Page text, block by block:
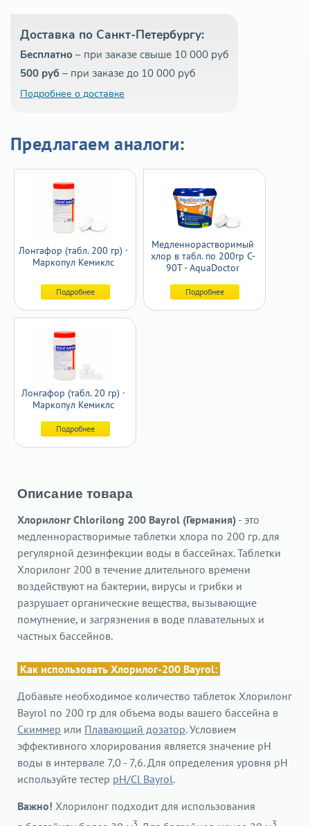
Доставка по Санкт-Петербургу:
Бесплатно – при заказе свыше 10 000 руб
500 руб – при заказе до 10 000 руб
Подробнее о доставке
Предлагаем аналоги:
Лонгафор (табл. 200 гр) ·
Маркопул Кемиклс
Подробнее
Медленнорастворимый
хлор в табл. по 200гр C-
90T - AquaDoctor
Подробнее
Лонгафор (табл. 20 гр) ·
Маркопул Кемиклс
Подробнее
Описание товара
Хлорилонг Chlorilong 200 Bayrol (Германия) - это
медленнорастворимые таблетки хлора по 200 гр. для
регулярной дезинфекции воды в бассейнах. Таблетки
Хлорилонг 200 в течение длительного времени
воздействуют на бактерии, вирусы и грибки и
разрушает органические вещества, вызывающие
помутнение, и загрязнения в воде плавательных и
частных бассейнов.
Как использовать Хлорилог-200 Bayrol:
Добавьте необходимое количество таблеток Хлорилонг
Bayrol по 200 гр для объема воды вашего бассейна в
Скиммер или Плавающий дозатор. Условием
эффективного хлорирования является значение рН
воды в интервале 7,0 - 7,6. Для определения уровня pH
используйте тестер pH/Cl Bayrol.
Важно! Хлорилонг подходит для использования
3 3